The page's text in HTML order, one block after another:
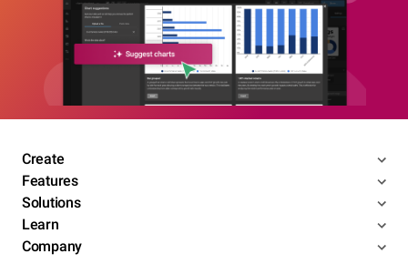
Create
Features
Solutions
Learn
Company